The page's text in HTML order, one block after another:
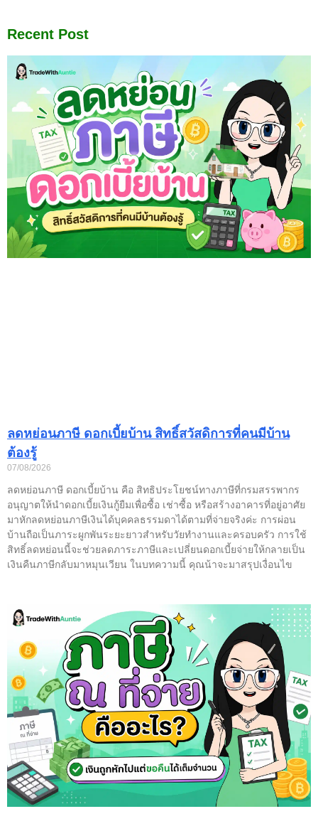
Recent Post
ลดหย่อนภาษี ดอกเบี้ยบ้าน สิทธิ์สวัสดิการที่คนมีบ้าน
ต้องรู้
07/08/2026
ลดหย่อนภาษี ดอกเบี้ยบ้าน คือ สิทธิประโยชน์ทางภาษีที่กรมสรรพากร
อนุญาตให้นำดอกเบี้ยเงินกู้ยืมเพื่อซื้อ เช่าซื้อ หรือสร้างอาคารที่อยู่อาศัย
มาหักลดหย่อนภาษีเงินได้บุคคลธรรมดาได้ตามที่จ่ายจริงค่ะ การผ่อน
บ้านถือเป็นภาระผูกพันระยะยาวสำหรับวัยทำงานและครอบครัว การใช้
สิทธิ์ลดหย่อนนี้จะช่วยลดภาระภาษีและเปลี่ยนดอกเบี้ยจ่ายให้กลายเป็น
เงินคืนภาษีกลับมาหมุนเวียน ในบทความนี้ คุณน้าจะมาสรุปเงื่อนไข